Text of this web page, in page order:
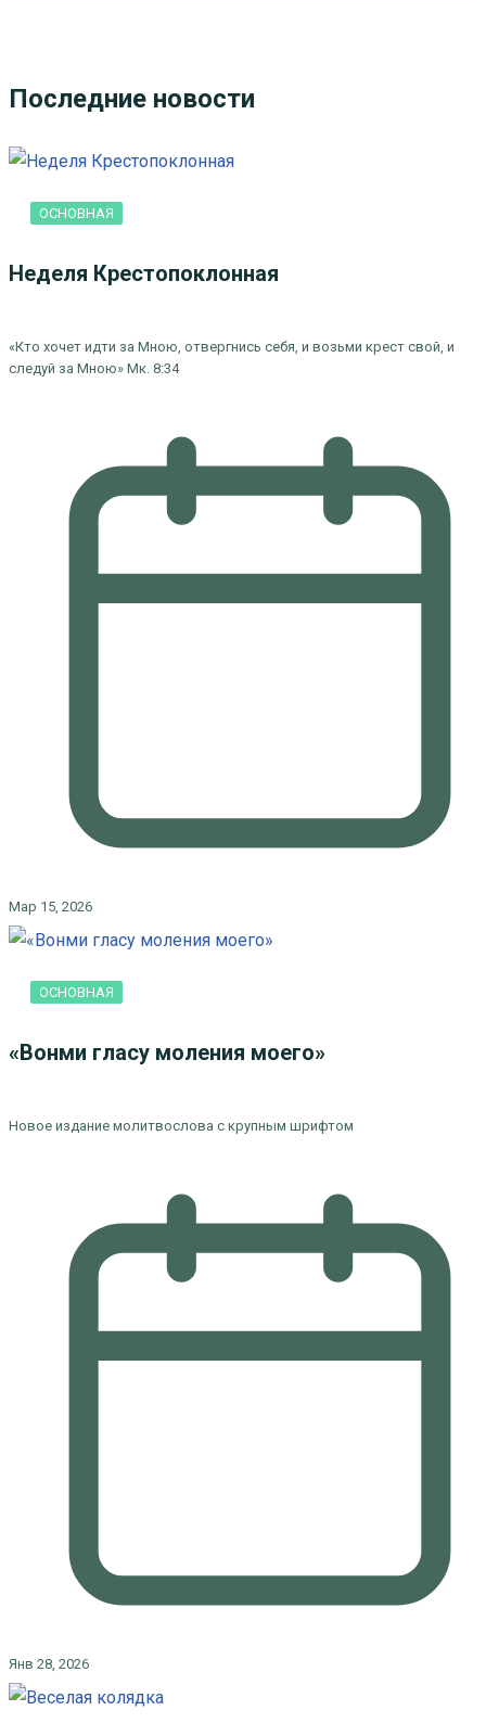
Последние новости
ОСНОВНАЯ
Неделя Крестопоклонная
«Кто хочет идти за Мною, отвергнись себя, и возьми крест свой, и
следуй за Мною» Мк. 8:34
Мар 15, 2026
ОСНОВНАЯ
«Вонми гласу моления моего»
Новое издание молитвослова с крупным шрифтом
Янв 28, 2026